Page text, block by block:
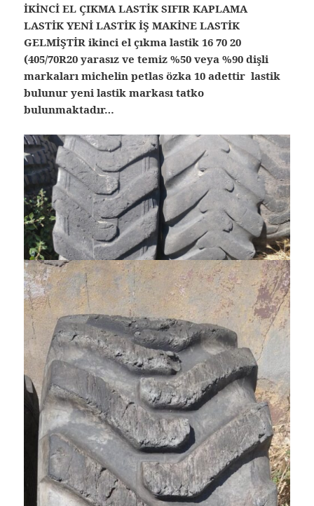
İKİNCİ EL ÇIKMA LASTİK SIFIR KAPLAMA
LASTİK YENİ LASTİK İŞ MAKİNE LASTİK
GELMİŞTİR ikinci el çıkma lastik 16 70 20
(405/70R20 yarasız ve temiz %50 veya %90 dişli
markaları michelin petlas özka 10 adettir lastik
bulunur yeni lastik markası tatko
bulunmaktadır…